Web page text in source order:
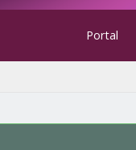
Portal